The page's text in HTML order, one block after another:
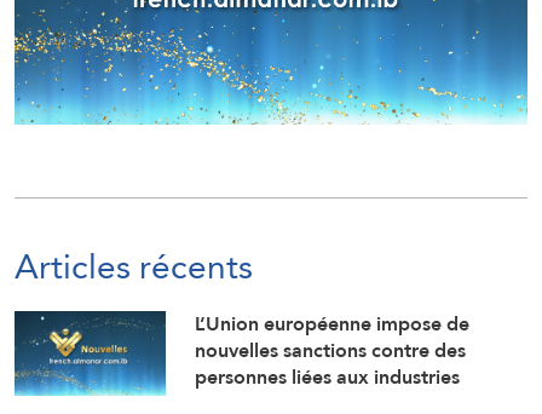
Articles récents
L’Union européenne impose de
nouvelles sanctions contre des
personnes liées aux industries